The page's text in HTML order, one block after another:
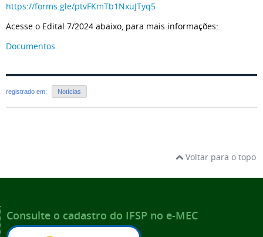
https://forms.gle/ptvFKmTb1NxuJTyq5
Acesse o Edital 7/2024 abaixo, para mais informações:
Documentos
registrado em: Notícias
Voltar para o topo
Consulte o cadastro do IFSP no e-MEC